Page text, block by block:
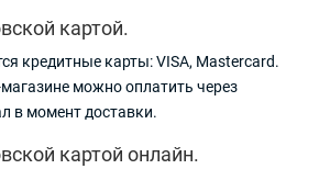
картой.
кредитные карты: VISA, Mastercard.
можно оплатить через
в момент доставки.
картой онлайн.